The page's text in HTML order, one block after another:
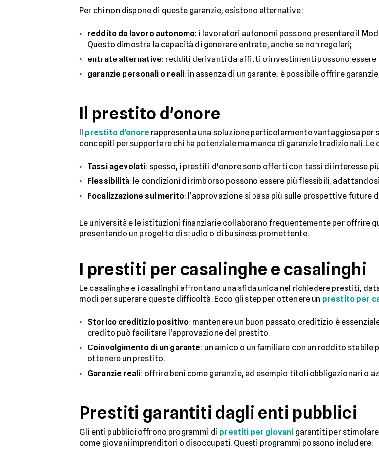
Per chi non dispone di queste garanzie, esistono alternative:
reddito da lavoro autonomo: i lavoratori autonomi possono presentare il
Questo dimostra la capacità di generare entrate, anche se non regolari;
entrate alternative: redditi derivanti da affitti o investimenti possono
garanzie personali o reali: in assenza di un garante, è possibile offrire
Il prestito d'onore
Il prestito d'onore rappresenta una soluzione particolarmente vantaggiosa
concepiti per supportare chi ha potenziale ma manca di garanzie tradizionali.
Tassi agevolati: spesso, i prestiti d'onore sono offerti con tassi di interesse
Flessibilità: le condizioni di rimborso possono essere più flessibili,
Focalizzazione sul merito: l'approvazione si basa più sulle prospettive future
Le università e le istituzioni finanziarie collaborano frequentemente per offrire
presentando un progetto di studio o di business promettente.
I prestiti per casalinghe e casalinghi
Le casalinghe e i casalinghi affrontano una sfida unica nel richiedere prestiti,
modi per superare queste difficoltà. Ecco gli step per ottenere un prestito per
Storico creditizio positivo: mantenere un buon passato creditizio è
credito può facilitare l'approvazione del prestito.
Coinvolgimento di un garante: un amico o un familiare con un reddito stabile
ottenere un prestito.
Garanzie reali: offrire beni come garanzie, ad esempio titoli obbligazionari o
Prestiti garantiti dagli enti pubblici
Gli enti pubblici offrono programmi di prestiti per giovani garantiti per
come giovani imprenditori o disoccupati. Questi programmi possono includere: